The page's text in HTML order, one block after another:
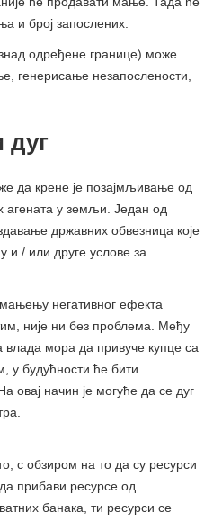
и број запослених.
одређене границе) може
генерисање незапослености,
дуг
да крене је позајмљивање од
агената у земљи. Један од
државних обвезница које
и / или друге услове за
негативног ефекта
није ни без проблема. Међу
мора да привуче купце са
у будућности ће бити
овај начин је могуће да се дуг
с обзиром на то да су ресурси
прибави ресурсе од
банака, ти ресурси се